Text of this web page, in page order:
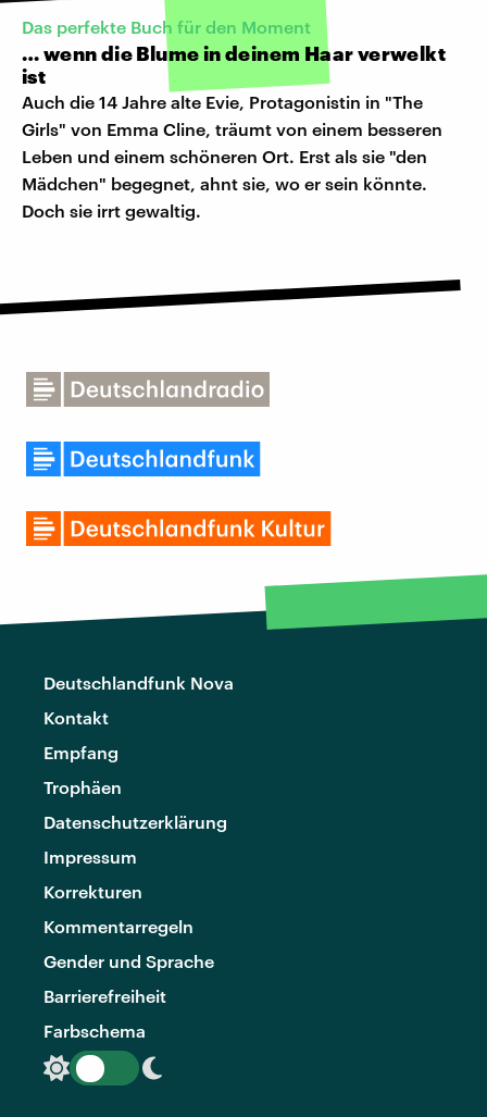
Das perfekte Buch für den Moment
… wenn die Blume in deinem Haar verwelkt
ist
Auch die 14 Jahre alte Evie, Protagonistin in "The
Girls" von Emma Cline, träumt von einem besseren
Leben und einem schöneren Ort. Erst als sie "den
Mädchen" begegnet, ahnt sie, wo er sein könnte.
Doch sie irrt gewaltig.
Deutschlandfunk Nova
Kontakt
Empfang
Trophäen
Datenschutzerklärung
Impressum
Korrekturen
Kommentarregeln
Gender und Sprache
Barrierefreiheit
Farbschema